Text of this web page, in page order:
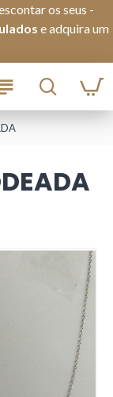
os seus -
e adquira um